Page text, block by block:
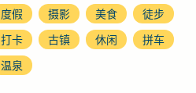
度假 摄影 美食
徒步
打卡 古镇 休闲
拼车
温泉